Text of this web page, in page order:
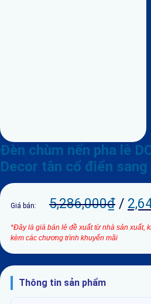
Đèn chùm nến pha lê
Decor tân cổ điển
Giá bán: 5,286,000₫ /
*Đây là giá bán lẻ đề xuất từ nhà sản xuất,
kèm các chương trình khuyến mãi
Thông tin sản phẩm